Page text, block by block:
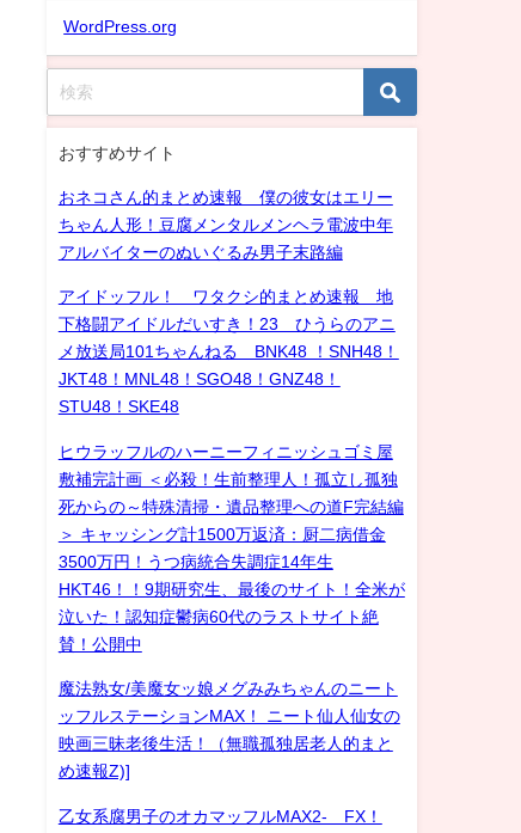
WordPress.org
おすすめサイト
おネコさん的まとめ速報 僕の彼女はエリー
ちゃん人形！豆腐メンタルメンヘラ電波中年
アルバイターのぬいぐるみ男子末路編
アイドッフル！ ワタクシ的まとめ速報 地
下格闘アイドルだいすき！23 ひうらのアニ
メ放送局101ちゃんねる BNK48 ！SNH48！
JKT48！MNL48！SGO48！GNZ48！
STU48！SKE48
ヒウラッフルのハーニーフィニッシュゴミ屋
敷補完計画 ＜必殺！生前整理人！孤立し孤独
死からの～特殊清掃・遺品整理への道F完結編
＞ キャッシング計1500万返済：厨二病借金
3500万円！うつ病統合失調症14年生
HKT46！！9期研究生、最後のサイト！全米が
泣いた！認知症鬱病60代のラストサイト絶
賛！公開中
魔法熟女/美魔女ッ娘メグみみちゃんのニート
ッフルステーションMAX！ ニート仙人仙女の
映画三昧老後生活！（無職孤独居老人的まと
め速報Z)]
乙女系腐男子のオカマッフルMAX2- FX！